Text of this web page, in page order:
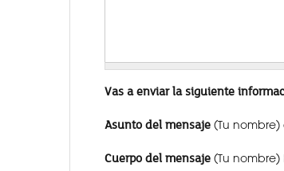
Vas a enviar la siguiente
Asunto del mensaje (Tu
Cuerpo del mensaje (Tu